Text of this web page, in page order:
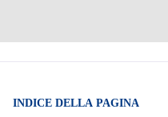
INDICE DELLA PAGINA